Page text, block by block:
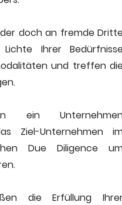
doch an fremde
Ihrer
und treffen
ein
Ziel-Unternehmen
Due Diligence
die Erfüllung